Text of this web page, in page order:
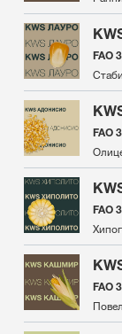
FAO
FAO
FAO
FAO